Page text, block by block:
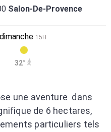
Salon-De-Provence
dimanche 15H
32°
une aventure dans
de 6 hectares,
particuliers tels